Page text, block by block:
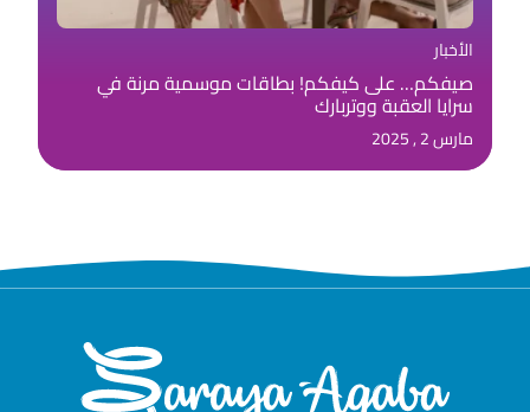
الأخبار
صيفكم… على كيفكم! بطاقات موسمية مرنة في
سرايا العقبة ووتربارك
مارس 2 , 2025